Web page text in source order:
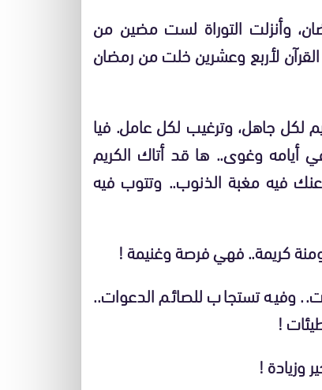
وأنزلت التوراة لست مضين من
لأربع وعشرين خلت من رمضان
لكل جاهل، وترغيب لكل عامل. فيا
وغوى.. ها قد أتاك الكريم
فيه مغبة الذنوب.. وتتوب فيه
كريمة.. فهي فرصة وغنيمة !
وفيه تستجاب للصائم الدعوات..
!
وزيادة !